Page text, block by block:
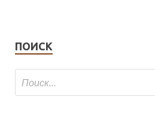
ПОИСК